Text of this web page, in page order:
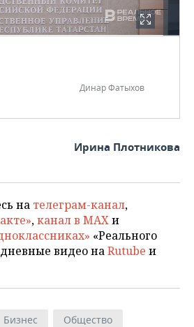
Динар Фатыхов
Ирина Плотникова
на телеграм-канал,
,канал в MAXи
«Реального
видео наRutube и
Бизнес
Общество